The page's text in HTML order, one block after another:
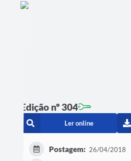
Edição nº 304
Ler online
Postagem: 26/04/2018